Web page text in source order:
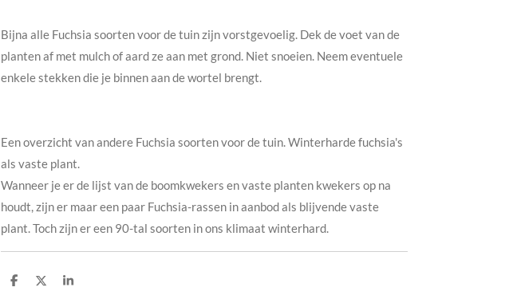
Bijna alle Fuchsia soorten voor de tuin zijn vorstgevoelig. Dek de voet van de
planten af met mulch of aard ze aan met grond. Niet snoeien. Neem eventuele
enkele stekken die je binnen aan de wortel brengt.
Een overzicht van andere Fuchsia soorten voor de tuin. Winterharde fuchsia's
als vaste plant.
Wanneer je er de lijst van de boomkwekers en vaste planten kwekers op na
houdt, zijn er maar een paar Fuchsia-rassen in aanbod als blijvende vaste
plant. Toch zijn er een 90-tal soorten in ons klimaat winterhard.
D
D
D